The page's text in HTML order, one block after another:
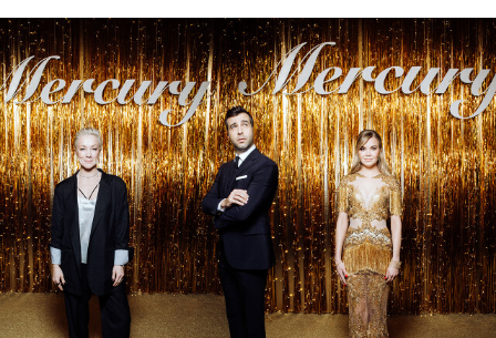
Мы не смогли пропустить фильм о легендарном
бренде Gucci и организовали премьерный показ
фильма Ридли Скотта «Дом Gucci», сделав
небольшой перформанс для гостей вечера. В
кинотеатре «Don Otello» собрались все
любители кино, моды и увлекательной истории
об одном из самых громких преступлений в
модной индустрии — убийстве Маурицио
Гуччи, главы дома Gucci.